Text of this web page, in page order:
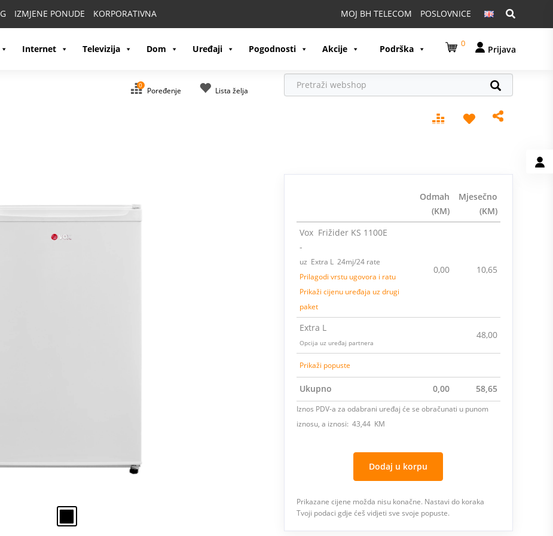
IZMJENE PONUDE KORPORATIVNA Pretraga:
MOJ BH TELECOM POSLOVNICE
Internet Televizija Dom Uređaji Pogodnosti Akcije Podrška 0
Prijava
0
Poređenje Lista želja
Odmah
(KM)
Mjesečno
(KM)
Vox Frižider KS 1100E
-
uz Extra L 24mj/24 rate
Prilagodi vrstu ugovora i ratu
Prikaži cijenu uređaja uz drugi
paket
0,00 10,65
Extra L
Opcija uz uređaj partnera
48,00
Prikaži popuste
Ukupno 0,00 58,65
Iznos PDV-a za odabrani uređaj će se obračunati u punom
iznosu, a iznosi: 43,44 KM
Dodaj u korpu
Prikazane cijene možda nisu konačne. Nastavi do koraka
Tvoji podaci gdje ćeš vidjeti sve svoje popuste.